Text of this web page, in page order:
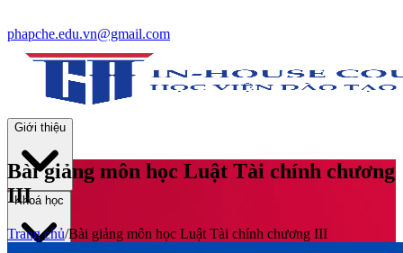
phapche.edu.vn@gmail.com
Giới thiệu
Khoá học
Bài giảng môn học Luật Tài chính chương
III
Trang chủ/Bài giảng môn học Luật Tài chính chương III